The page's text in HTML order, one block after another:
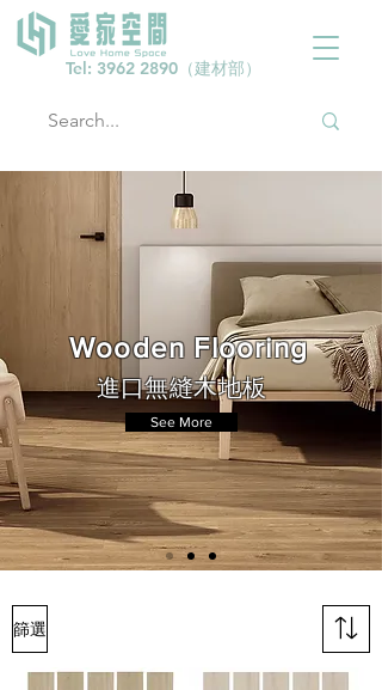
Tel: 3962 2890 （建材部）
Wooden Flooring
進口無縫木地板
See More
篩選